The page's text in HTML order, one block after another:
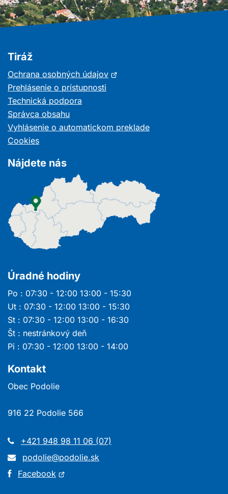
Tiráž
Ochrana osobných údajovOtvorí
okne
Prehlásenie o prístupnosti
Technická podpora
Správca obsahu
Vyhlásenie o automatickom preklade
Cookies
Nájdete nás
Úradné hodiny
Po : 07:30 - 12:00 13:00 - 15:30
Ut : 07:30 - 12:00 13:00 - 15:30
St : 07:30 - 12:00 13:00 - 16:30
Št : nestránkový deň
Pi : 07:30 - 12:00 13:00 - 14:00
Kontakt
Obec Podolie
916 22 Podolie 566
+421 948 98 11 06 (07)
podolie@podolie.sk
Facebook Otvorí